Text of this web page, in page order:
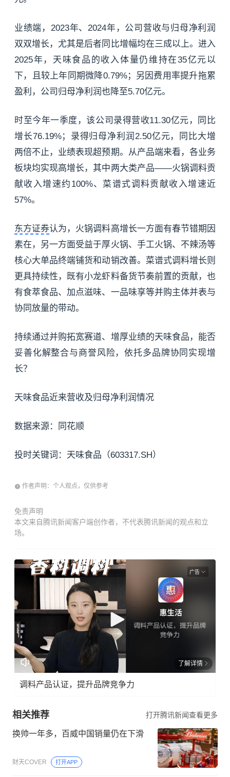
业绩端，2023年、2024年，公司营收与归母净利润
双双增长，尤其是后者同比增幅均在三成以上。进入
2025年，天味食品的收入体量仍维持在35亿元以
下，且较上年同期微降0.79%；另因费用率提升拖累
盈利，公司归母净利润也降至5.70亿元。
时至今年一季度，该公司录得营收11.30亿元，同比
增长76.19%；录得归母净利润2.50亿元，同比大增
两倍不止，业绩表现超预期。从产品端来看，各业务
板块均实现高增长，其中两大类产品——火锅调料贡
献收入增速约100%、菜谱式调料贡献收入增速近
57%。
东方证券认为，火锅调料高增长一方面有春节错期因
素在，另一方面受益于厚火锅、手工火锅、不辣汤等
核心大单品终端铺货和动销改善。菜谱式调料增长则
更具持续性，既有小龙虾料备货节奏前置的贡献，也
有食萃食品、加点滋味、一品味享等并购主体并表与
协同放量的带动。
持续通过并购拓宽赛道、增厚业绩的天味食品，能否
妥善化解整合与商誉风险，依托多品牌协同实现增
长？
天味食品近来营收及归母净利润情况
数据来源：同花顺
投时关键词：天味食品（603317.SH）
作者声明：个人观点，仅供参考
免责声明
本文来自腾讯新闻客户端创作者，不代表腾讯新闻的观点和立
场。
广告
了解详情
调料产品认证，提升品牌竞争力
相关推荐 打开腾讯新闻查看更多
换帅一年多，百威中国销量仍在下滑
财天COVER 打开APP